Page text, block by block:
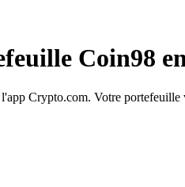
Coin98
Crypto.com. Votre